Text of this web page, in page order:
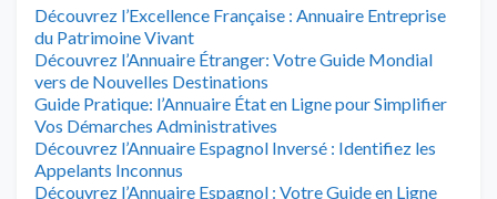
Découvrez l’Excellence Française : Annuaire Entreprise
du Patrimoine Vivant
Découvrez l’Annuaire Étranger: Votre Guide Mondial
vers de Nouvelles Destinations
Guide Pratique: l’Annuaire État en Ligne pour Simplifier
Vos Démarches Administratives
Découvrez l’Annuaire Espagnol Inversé : Identifiez les
Appelants Inconnus
Découvrez l’Annuaire Espagnol : Votre Guide en Ligne